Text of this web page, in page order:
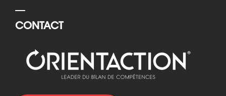
CONTACT